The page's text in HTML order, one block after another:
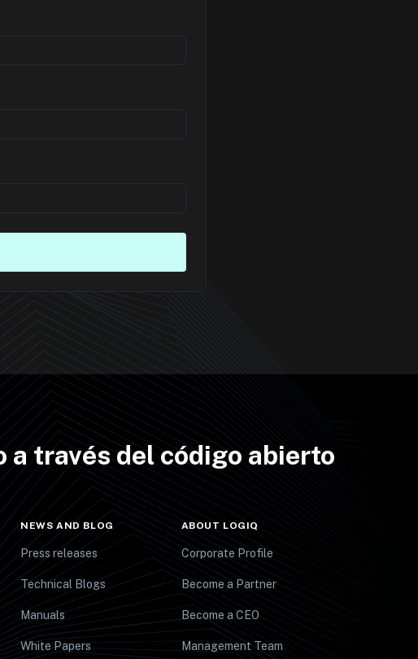
través del código abierto
NEWS AND BLOG
Press releases
Technical Blogs
Manuals
White Papers
ABOUT LOGIQ
Corporate Profile
Become a Partner
Become a CEO
Management Team